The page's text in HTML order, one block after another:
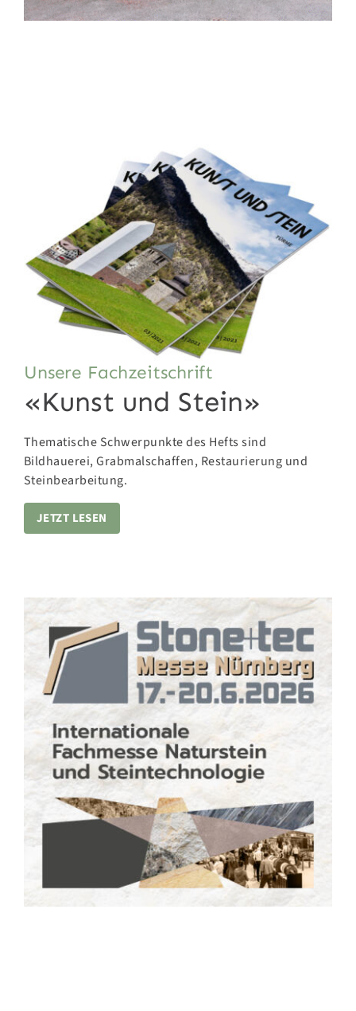
Unsere Fachzeitschrift
«Kunst und Stein»
Thematische Schwerpunkte des Hefts sind
Bildhauerei, Grabmalschaffen, Restaurierung und
Steinbearbeitung.
JETZT LESEN